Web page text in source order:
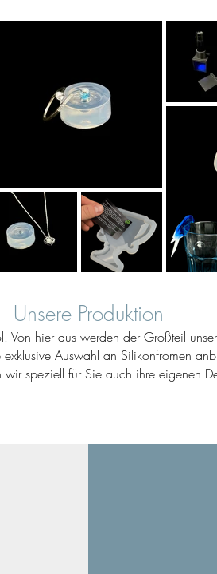
Unsere Produktion
Von hier aus werden der Großteil
Auswahl an Silikonfromen
wir speziell für Sie auch ihre eigenen